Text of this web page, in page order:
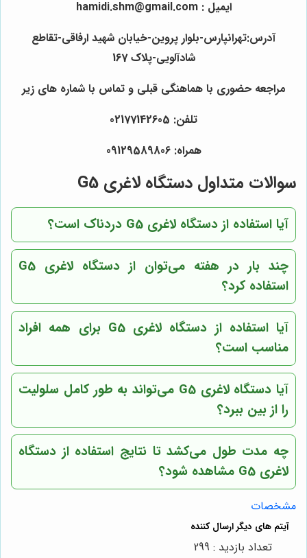
ایمیل : hamidi.shm@gmail.com
آدرس:تهرانپارس-بلوار پروین-خیابان شهید ارفاقی-تقاطع
شادآلویی-پلاک 167
مراجعه حضوری با هماهنگی قبلی و تماس با شماره های زیر
تلفن: 02177142605
همراه: 09129589806
سوالات متداول دستگاه لاغری G5
آیا استفاده از دستگاه لاغری G5 دردناک است؟
چند بار در هفته می‌توان از دستگاه لاغری G5
استفاده کرد؟
آیا استفاده از دستگاه لاغری G5 برای همه افراد
مناسب است؟
آیا دستگاه لاغری G5 می‌تواند به طور کامل سلولیت
را از بین ببرد؟
چه مدت طول می‌کشد تا نتایج استفاده از دستگاه
لاغری G5 مشاهده شود؟
مشخصات
تعداد بازدید : 299